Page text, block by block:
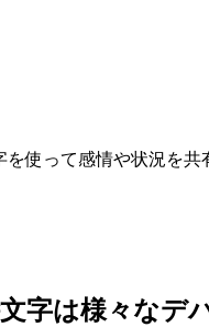
を使って感情や状況を
字は様々なデ